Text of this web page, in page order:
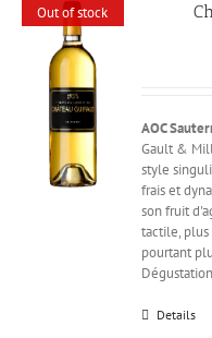
Out of stock
AOC
Gault &
style
frais et
son fruit
tactile,
pourtant
Details